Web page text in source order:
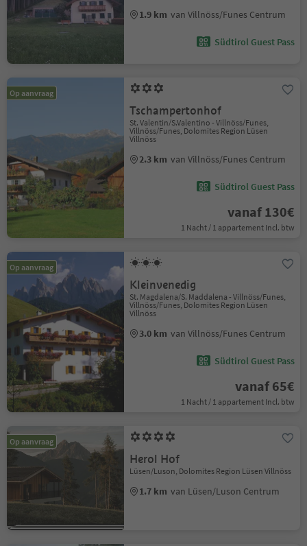
1.9 km van Villnöss/Funes Centrum
Südtirol Guest Pass
Op aanvraag
Tschampertonhof
St. Valentin/S.Valentino - Villnöss/Funes,
Villnöss/Funes, Dolomites Region Lüsen
Villnöss
2.3 km van Villnöss/Funes Centrum
Südtirol Guest Pass
vanaf 130€
1 Nacht / 1 appartement Incl. btw
Op aanvraag
Kleinvenedig
St. Magdalena/S. Maddalena - Villnöss/Funes,
Villnöss/Funes, Dolomites Region Lüsen
Villnöss
3.0 km van Villnöss/Funes Centrum
Südtirol Guest Pass
vanaf 65€
1 Nacht / 1 appartement Incl. btw
Op aanvraag
Herol Hof
Lüsen/Luson, Dolomites Region Lüsen Villnöss
1.7 km van Lüsen/Luson Centrum